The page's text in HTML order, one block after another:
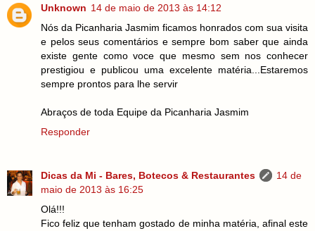
Unknown 14 de maio de 2013 às 14:12
Nós da Picanharia Jasmim ficamos honrados com sua visita
e pelos seus comentários e sempre bom saber que ainda
existe gente como voce que mesmo sem nos conhecer
prestigiou e publicou uma excelente matéria...Estaremos
sempre prontos para lhe servir
Abraços de toda Equipe da Picanharia Jasmim
Responder
Dicas da Mi - Bares, Botecos & Restaurantes
14 de
maio de 2013 às 16:25
Olá!!!
Fico feliz que tenham gostado de minha matéria, afinal este